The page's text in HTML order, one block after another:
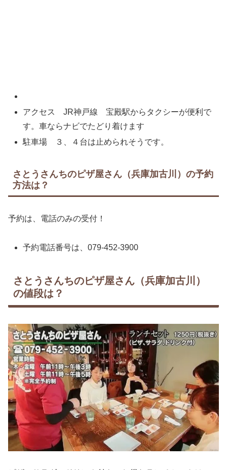
アクセス JR神戸線 宝殿駅からタクシーが便利で
す。車ならナビでたどり着けます
駐車場 ３、４台は止められそうです。
さとうさんちのピザ屋さん（兵庫加古川）の予約
方法は？
予約は、電話のみの受付！
予約電話番号は、079-452-3900
さとうさんちのピザ屋さん（兵庫加古川）
の値段は？